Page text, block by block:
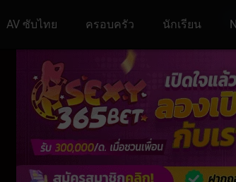
AV ซับไทย ครอบครัว นักเรียน